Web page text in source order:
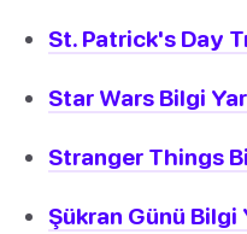
St. Patrick's Day
Star Wars Bilgi
Stranger Things
Şükran Günü Bilgi